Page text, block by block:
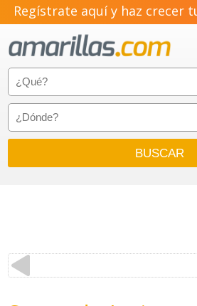
Regístrate aquí y haz crecer